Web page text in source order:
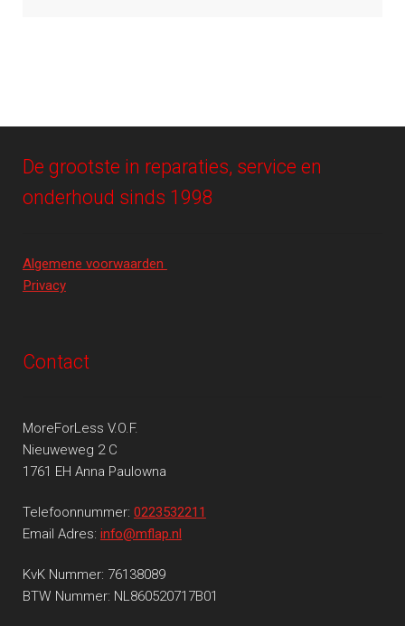
De grootste in reparaties, service en
onderhoud sinds 1998
Algemene voorwaarden
Privacy
Contact
MoreForLess V.O.F.
Nieuweweg 2 C
1761 EH Anna Paulowna
Telefoonnummer: 0223532211
Email Adres: info@mflap.nl
KvK Nummer: 76138089
BTW Nummer: NL860520717B01